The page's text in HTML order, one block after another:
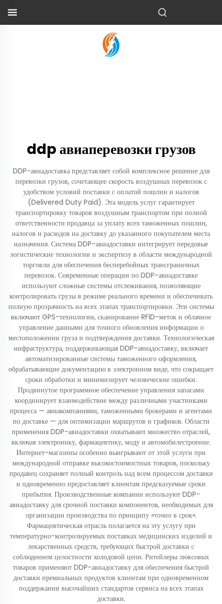
ddp авиаперевозки грузов
DDP-авиадоставка представляет собой комплексное решение для
перевозки грузов, сочетающее скорость воздушных перевозок с
удобством условий поставки с оплатой пошлин и налогов
(Delivered Duty Paid). Эта модель услуг гарантирует
транспортировку товаров воздушным транспортом при полной
ответственности продавца за уплату всех таможенных пошлин,
налогов и расходов на доставку до указанного покупателем места
назначения. Система DDP-авиадоставки интегрирует передовые
логистические технологии и экспертизу в области международной
торговли для обеспечения бесперебойных трансграничных
перевозок. Современные операции по DDP-авиадоставке
используют сложные системы отслеживания, позволяющие
контролировать грузы в режиме реального времени и обеспечивать
полную прозрачность на всех этапах транспортировки. Эти системы
включают GPS-технологии, сканирование RFID-меток и облачное
управление данными для точного обновления информации о
местоположении груза и подтверждения доставки. Технологическая
инфраструктура, поддерживающая DDP-авиадоставку, включает
автоматизированные системы таможенного оформления,
обрабатывающие документацию в электронном виде, что сокращает
сроки обработки и минимизирует человеческие ошибки.
Продвинутое программное обеспечение управления запасами
координирует взаимодействие между различными участниками
процесса — авиакомпаниями, таможенными брокерами и агентами
по доставке — для оптимизации маршрутов и графиков. Области
применения DDP-авиадоставки охватывают множество отраслей,
включая электронику, фармацевтику, моду и автомобилестроение.
Интернет-магазины особенно выигрывают от этой услуги при
международной отправке высокостоимостных товаров, поскольку
продавец сохраняет полный контроль над всем процессом доставки
и одновременно предоставляет клиентам предсказуемые сроки
прибытия. Производственные компании используют DDP-
авиадоставку для срочной поставки компонентов, необходимых для
организации производства по принципу «точно в срок».
Фармацевтическая отрасль полагается на эту услугу при
температурно-контролируемых поставках медицинских изделий и
лекарственных средств, требующих быстрой доставки с
соблюдением целостности холодовой цепи. Ритейлеры люксовых
товаров применяют DDP-авиадоставку для обеспечения быстрой
доставки премиальных продуктов клиентам при одновременном
поддержании высочайших стандартов сервиса на всех этапах
доставки.